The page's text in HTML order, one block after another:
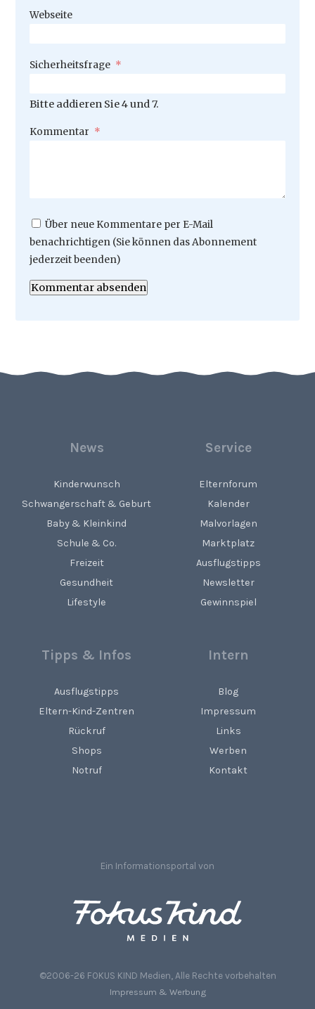
Webseite
Pflichtfeld
Sicherheitsfrage *
Bitte addieren Sie 4 und 7.
Pflichtfeld
Kommentar *
Über neue Kommentare per E-Mail
benachrichtigen (Sie können das Abonnement
jederzeit beenden)
Kommentar absenden
News
Kinderwunsch
Schwangerschaft & Geburt
Baby & Kleinkind
Schule & Co.
Freizeit
Gesundheit
Lifestyle
Service
Elternforum
Kalender
Malvorlagen
Marktplatz
Ausflugstipps
Newsletter
Gewinnspiel
Tipps & Infos
Ausflugstipps
Eltern-Kind-Zentren
Rückruf
Shops
Notruf
Intern
Blog
Impressum
Links
Werben
Kontakt
Ein Informationsportal von
©2006-26 FOKUS KIND Medien, Alle Rechte vorbehalten
Impressum & Werbung